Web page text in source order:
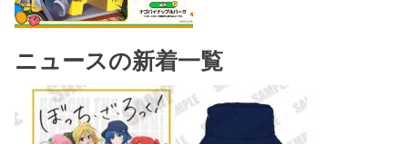
ニュースの新着一覧